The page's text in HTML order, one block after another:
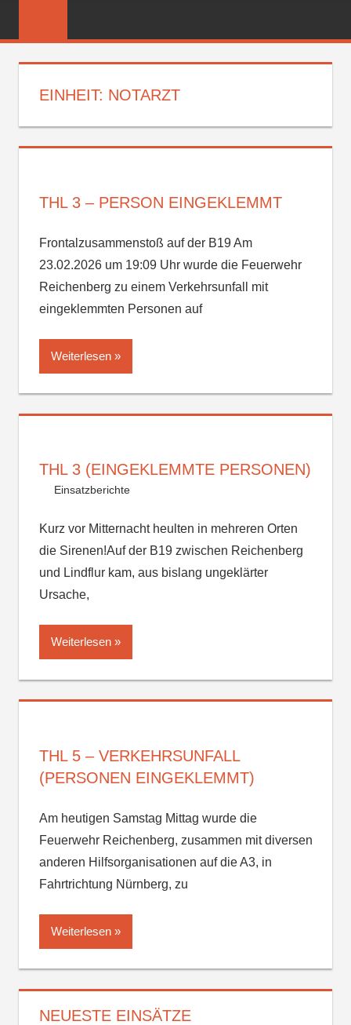
FEUERWEHR
EINHEIT: NOTARZT
THL 3 – PERSON EINGEKLEMMT
Frontalzusammenstoß auf der B19 Am
23.02.2026 um 19:09 Uhr wurde die Feuerwehr
Reichenberg zu einem Verkehrsunfall mit
eingeklemmten Personen auf
Weiterlesen
THL 3 (EINGEKLEMMTE PERSONEN)
Einsatzberichte
Kurz vor Mitternacht heulten in mehreren Orten
die Sirenen!Auf der B19 zwischen Reichenberg
und Lindflur kam, aus bislang ungeklärter
Ursache,
Weiterlesen
THL 5 – VERKEHRSUNFALL
(PERSONEN EINGEKLEMMT)
Am heutigen Samstag Mittag wurde die
Feuerwehr Reichenberg, zusammen mit diversen
anderen Hilfsorganisationen auf die A3, in
Fahrtrichtung Nürnberg, zu
Weiterlesen
NEUESTE EINSÄTZE